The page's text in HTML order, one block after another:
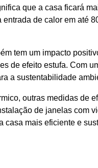
que a casa ficará
de calor em até
tem um impacto
de efeito estufa. Com
a sustentabilidade
outras medidas de
de janelas com
mais eficiente e